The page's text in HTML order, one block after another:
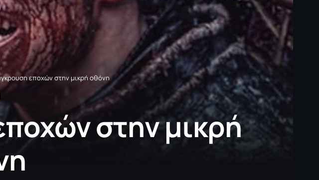
εποχών στην μικρή οθόνη
στην μικρή